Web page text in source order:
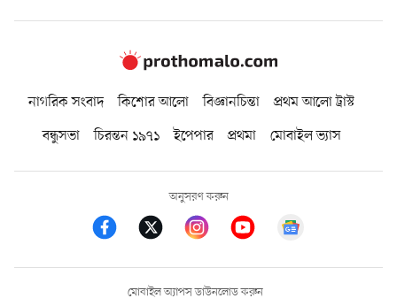
নাগরিক সংবাদ কিশোর আলো বিজ্ঞানচিন্তা
প্রথম আলো ট্রাস্ট
বন্ধুসভা
চিরন্তন ১৯৭১ ইপেপার প্রথমা মোবাইল ভ্যাস
অনুসরণ করুন
মোবাইল অ্যাপস ডাউনলোড করুন